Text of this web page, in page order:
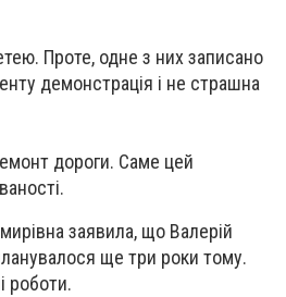
Проте, одне з них записано
демонстрація і не страшна
дороги. Саме цей
заявила, що Валерій
ще три роки тому.
роботи.